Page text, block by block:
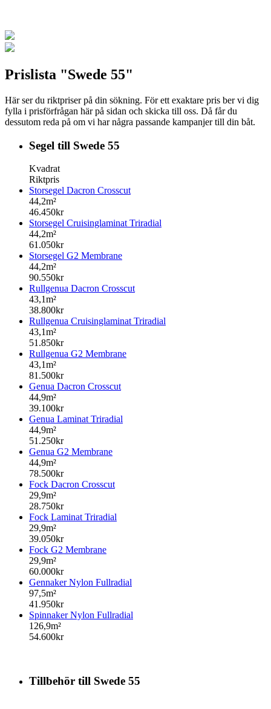
Prislista "Swede 55"
Här ser du riktpriser på din sökning. För ett exaktare pris ber vi dig
fylla i prisförfrågan här på sidan och skicka till oss. Då får du
dessutom reda på om vi har några passande kampanjer till din båt.
Segel till Swede 55
Kvadrat
Riktpris
Storsegel Dacron Crosscut
44,2m²
46.450kr
Storsegel Cruisinglaminat Triradial
44,2m²
61.050kr
Storsegel G2 Membrane
44,2m²
90.550kr
Rullgenua Dacron Crosscut
43,1m²
38.800kr
Rullgenua Cruisinglaminat Triradial
43,1m²
51.850kr
Rullgenua G2 Membrane
43,1m²
81.500kr
Genua Dacron Crosscut
44,9m²
39.100kr
Genua Laminat Triradial
44,9m²
51.250kr
Genua G2 Membrane
44,9m²
78.500kr
Fock Dacron Crosscut
29,9m²
28.750kr
Fock Laminat Triradial
29,9m²
39.050kr
Fock G2 Membrane
29,9m²
60.000kr
Gennaker Nylon Fullradial
97,5m²
41.950kr
Spinnaker Nylon Fullradial
126,9m²
54.600kr
Tillbehör till Swede 55